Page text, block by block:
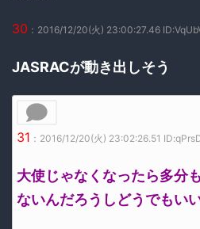
30 ：2016/12/20(火) 23:00:27.46
JASRACが動き出しそう
31 ：2016/12/20(火) 23:02:26.51
大使じゃなくなったら多分
ないんだろうしどうでもい